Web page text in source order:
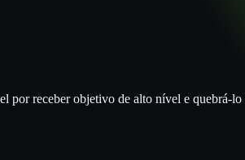
receber objetivo de alto nível e quebrá-